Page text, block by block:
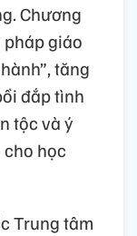
Chương
giáo
tăng
đắp tình
tộc và ý
học
Trung tâm